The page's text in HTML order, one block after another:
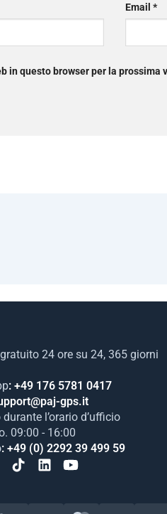
Email *
in questo browser per la prossima
24 ore su 24, 365 giorni
: +49 176 5781 0417
gps.it
l’orario d’ufficio
09:00 - 16:00
: +49 (0) 2292 39 499 59